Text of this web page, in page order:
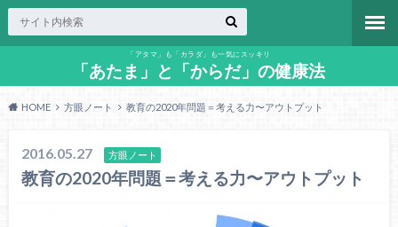
「アタマ」も「カラダ」も一気にスッキリ
「あたま」と「からだ」の健康法
HOME 方眼ノート 教育の2020年問題＝考える力〜アウトプット
2016.05.27 方眼ノート
教育の2020年問題＝考える力〜アウトプット